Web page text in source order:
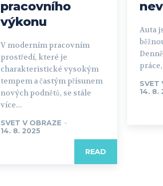
pracovního
výkonu
V moderním pracovním
prostředí, které je
charakteristické vysokým
tempem a častým přísunem
nových podnětů, se stále
více...
SVET V OBRAZE -
14. 8. 2025
READ
Auta
SVET
14. 8.